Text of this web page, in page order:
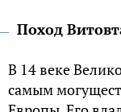
Поход
В 14 веке
самым